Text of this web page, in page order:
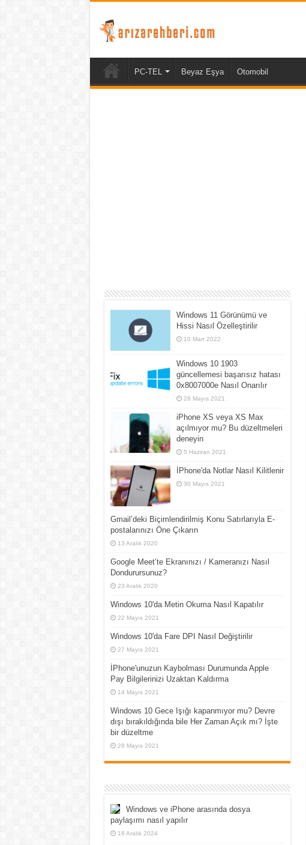
PC-TEL Beyaz Eşya Otomobil
Windows 11 Görünümü ve
Hissi Nasıl Özelleştirilir
10 Mart 2022
Windows 10 1903
güncellemesi başarısız hatası
0x8007000e Nasıl Onarılır
28 Mayıs 2021
iPhone XS veya XS Max
açılmıyor mu? Bu düzeltmeleri
deneyin
5 Haziran 2021
İPhone'da Notlar Nasıl Kilitlenir
30 Mayıs 2021
Gmail’deki Biçimlendirilmiş Konu Satırlarıyla E-
postalarınızı Öne Çıkarın
13 Aralık 2020
Google Meet’te Ekranınızı / Kameranızı Nasıl
Dondurursunuz?
23 Aralık 2020
Windows 10'da Metin Okuma Nasıl Kapatılır
22 Mayıs 2021
Windows 10'da Fare DPI Nasıl Değiştirilir
27 Mayıs 2021
İPhone'unuzun Kaybolması Durumunda Apple
Pay Bilgilerinizi Uzaktan Kaldırma
14 Mayıs 2021
Windows 10 Gece Işığı kapanmıyor mu? Devre
dışı bırakıldığında bile Her Zaman Açık mı? İşte
bir düzeltme
28 Mayıs 2021
Windows ve iPhone arasında dosya
paylaşımı nasıl yapılır
18 Aralık 2024